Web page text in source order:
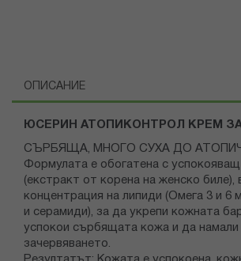
ОПИСАНИЕ
ЮСЕРИН АТОПИКОНТРОЛ КРЕМ ЗА
СЪРБЯЩА, МНОГО СУХА ДО
Формулата е обогатена с
(екстракт от корена на женско биле),
концентрация на липиди (Омега 3 и 6
и серамиди), за да укрепи кожната
успокои сърбящата кожа и да намали
зачервяването.